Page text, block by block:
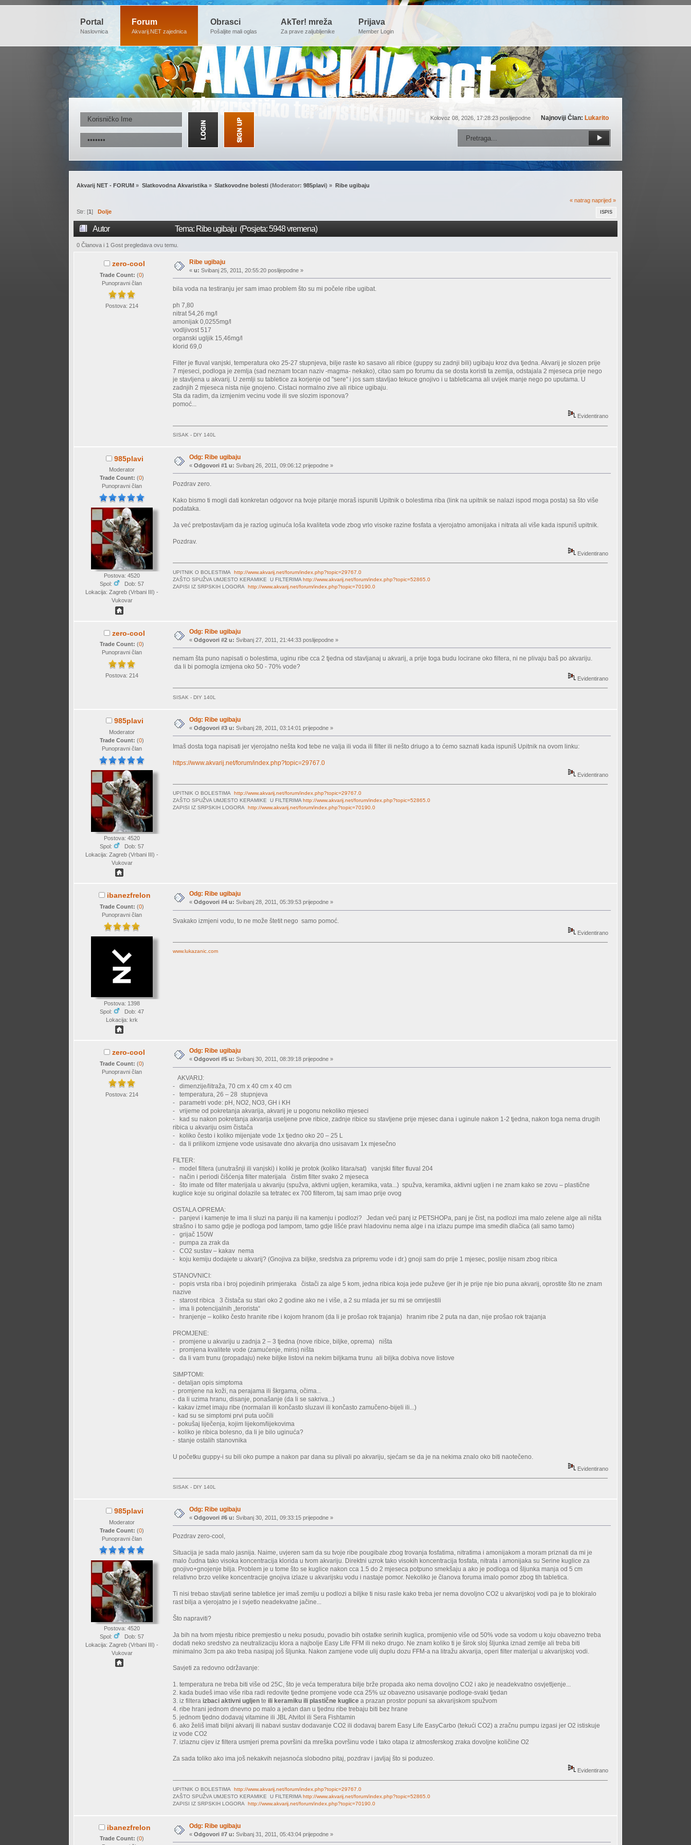
Portal
Naslovnica
Forum
Akvarij.NET zajednica
Obrasci
Pošaljite mali oglas
AkTer! mreža
Za prave zaljubljenike
Prijava
Member Login
Kolovoz 08, 2026, 17:28:23 poslijepodne Najnoviji Član: Lukarito
Akvarij NET - FORUM » Slatkovodna Akvaristika» Slatkovodne bolesti (Moderator:985plavi) » Ribe ugibaju
« natrag naprijed »
ISPIS
Str: [1] Dolje
Autor Tema: Ribe ugibaju (Posjeta: 5948 vremena)
0 Članova i 1 Gost pregledava ovu temu.
zero-cool
Trade Count:(0)
Punopravni član
Postova: 214
Ribe ugibaju
«u: Svibanj 25, 2011, 20:55:20 poslijepodne »
bila voda na testiranju jer sam imao problem što su mi počele ribe ugibat.
ph 7,80
nitrat 54,26 mg/l
amonijak 0,0255mg/l
vodljivost 517
organski ugljik 15,46mg/l
klorid 69,0
Filter je fluval vanjski, temperatura oko 25-27 stupnjeva, bilje raste ko sasavo ali ribice (guppy su zadnji bili) ugibaju kroz dva tjedna. Akvarij je slozen prije
7 mjeseci, podloga je zemlja (sad neznam tocan naziv -magma- nekako), citao sam po forumu da se dosta koristi ta zemlja, odstajala 2 mjeseca prije nego
je stavljena u akvarij. U zemlji su tabletice za korjenje od "sere" i jos sam stavljao tekuce gnojivo i u tableticama ali uvijek manje nego po uputama. U
zadnjih 2 mjeseca nista nije gnojeno. Cistaci normalno zive ali ribice ugibaju.
Sta da radim, da izmjenim vecinu vode ili sve slozim isponova?
pomoć...
Evidentirano
SISAK - DIY 140L
985plavi
Moderator
Trade Count:(0)
Punopravni član
Postova: 4520
Spol:
Dob: 57
Lokacija: Zagreb (Vrbani III) -
Vukovar
Odg: Ribe ugibaju
«Odgovori #1 u: Svibanj 26, 2011, 09:06:12 prijepodne »
Pozdrav zero.
Kako bismo ti mogli dati konkretan odgovor na tvoje pitanje moraš ispuniti Upitnik o bolestima riba (link na upitnik se nalazi ispod moga posta) sa što više
podataka.
Ja već pretpostavljam da je razlog uginuća loša kvaliteta vode zbog vrlo visoke razine fosfata a vjerojatno amonijaka i nitrata ali više kada ispuniš upitnik.
Pozdrav.
Evidentirano
UPITNIK O BOLESTIMAhttp://www.akvarij.net/forum/index.php?topic=29767.0
ZAŠTO SPUŽVA UMJESTO KERAMIKE U FILTERIMAhttp://www.akvarij.net/forum/index.php?topic=52865.0
ZAPISI IZ SRPSKIH LOGORAhttp://www.akvarij.net/forum/index.php?topic=70190.0
zero-cool
Trade Count:(0)
Punopravni član
Postova: 214
Odg: Ribe ugibaju
«Odgovori #2 u: Svibanj 27, 2011, 21:44:33 poslijepodne »
nemam šta puno napisati o bolestima, uginu ribe cca 2 tjedna od stavljanaj u akvarij, a prije toga budu locirane oko filtera, ni ne plivaju baš po akvariju.
da li bi pomogla izmjena oko 50 - 70% vode?
Evidentirano
SISAK - DIY 140L
985plavi
Moderator
Trade Count:(0)
Punopravni član
Postova: 4520
Spol:
Dob: 57
Lokacija: Zagreb (Vrbani III) -
Vukovar
Odg: Ribe ugibaju
«Odgovori #3 u: Svibanj 28, 2011, 03:14:01 prijepodne »
Imaš dosta toga napisati jer vjerojatno nešta kod tebe ne valja ili voda ili filter ili nešto driugo a to ćemo saznati kada ispuniš Upitnik na ovom linku:
https://www.akvarij.net/forum/index.php?topic=29767.0
Evidentirano
UPITNIK O BOLESTIMAhttp://www.akvarij.net/forum/index.php?topic=29767.0
ZAŠTO SPUŽVA UMJESTO KERAMIKE U FILTERIMAhttp://www.akvarij.net/forum/index.php?topic=52865.0
ZAPISI IZ SRPSKIH LOGORAhttp://www.akvarij.net/forum/index.php?topic=70190.0
ibanezfrelon
Trade Count:(0)
Punopravni član
Postova: 1398
Spol:
Dob: 47
Lokacija: krk
Odg: Ribe ugibaju
«Odgovori #4 u: Svibanj 28, 2011, 05:39:53 prijepodne »
Svakako izmjeni vodu, to ne može štetit nego samo pomoć.
Evidentirano
www.lukazanic.com
zero-cool
Trade Count:(0)
Punopravni član
Postova: 214
Odg: Ribe ugibaju
«Odgovori #5 u: Svibanj 30, 2011, 08:39:18 prijepodne »
AKVARIJ:
- dimenzije/litraža, 70 cm x 40 cm x 40 cm
- temperatura, 26 – 28 stupnjeva
- parametri vode: pH, NO2, NO3, GH i KH
- vrijeme od pokretanja akvarija, akvarij je u pogonu nekoliko mjeseci
- kad su nakon pokretanja akvarija useljene prve ribice, zadnje ribice su stavljene prije mjesec dana i uginule nakon 1-2 tjedna, nakon toga nema drugih
ribica u akvariju osim čistača
- koliko često i koliko mijenjate vode 1x tjedno oko 20 – 25 L
- da li prilikom izmjene vode usisavate dno akvarija dno usisavam 1x mjesečno
FILTER:
- model filtera (unutrašnji ili vanjski) i koliki je protok (koliko litara/sat) vanjski filter fluval 204
- način i periodi čišćenja filter materijala čistim filter svako 2 mjeseca
- što imate od filter materijala u akvariju (spužva, aktivni ugljen, keramika, vata...) spužva, keramika, aktivni ugljen i ne znam kako se zovu – plastične
kuglice koje su original dolazile sa tetratec ex 700 filterom, taj sam imao prije ovog
OSTALA OPREMA:
- panjevi i kamenje te ima li sluzi na panju ili na kamenju i podlozi? Jedan veći panj iz PETSHOPa, panj je čist, na podlozi ima malo zelene alge ali ništa
strašno i to samo gdje je podloga pod lampom, tamo gdje lišće pravi hladovinu nema alge i na izlazu pumpe ima smeđih dlačica (ali samo tamo)
- grijač 150W
- pumpa za zrak da
- CO2 sustav – kakav nema
- koju kemiju dodajete u akvarij? (Gnojiva za biljke, sredstva za pripremu vode i dr.) gnoji sam do prije 1 mjesec, poslije nisam zbog ribica
STANOVNICI:
- popis vrsta riba i broj pojedinih primjeraka čistači za alge 5 kom, jedna ribica koja jede puževe (jer ih je prije nje bio puna akvarij, oprostite što ne znam
nazive
- starost ribica 3 čistača su stari oko 2 godine ako ne i više, a 2 su mlada jer su mi se omrijestili
- ima li potencijalnih „terorista“
- hranjenje – koliko često hranite ribe i kojom hranom (da li je prošao rok trajanja) hranim ribe 2 puta na dan, nije prošao rok trajanja
PROMJENE:
- promjene u akvariju u zadnja 2 – 3 tjedna (nove ribice, biljke, oprema) ništa
- promjena kvalitete vode (zamućenje, miris) ništa
- da li vam trunu (propadaju) neke biljke listovi na nekim biljkama trunu ali biljka dobiva nove listove
SIMPTOMI:
- detaljan opis simptoma
- promjene na koži, na perajama ili škrgama, očima...
- da li uzima hranu, disanje, ponašanje (da li se sakriva...)
- kakav izmet imaju ribe (normalan ili končasto sluzavi ili končasto zamučeno-bijeli ili...)
- kad su se simptomi prvi puta uočili
- pokušaj liječenja, kojim lijekom/lijekovima
- koliko je ribica bolesno, da li je bilo uginuća?
- stanje ostalih stanovnika
U početku guppy-i su bili oko pumpe a nakon par dana su plivali po akvariju, sjećam se da je na nekima znalo oko biti naotečeno.
Evidentirano
SISAK - DIY 140L
985plavi
Moderator
Trade Count:(0)
Punopravni član
Postova: 4520
Spol:
Dob: 57
Lokacija: Zagreb (Vrbani III) -
Vukovar
Odg: Ribe ugibaju
«Odgovori #6 u: Svibanj 30, 2011, 09:33:15 prijepodne »
Pozdrav zero-cool,
Situacija je sada malo jasnija. Naime, uvjeren sam da su tvoje ribe pougibale zbog trovanja fosfatima, nitratima i amonijakom a moram priznati da mi je
malo čudna tako visoka koncentracija klorida u tvom akvariju. Direktni uzrok tako visokih koncentracija fosfata, nitrata i amonijaka su Serine kuglice za
gnojivo+gnojenje bilja. Problem je u tome što se kuglice nakon cca 1.5 do 2 mjeseca potpuno smekšaju a ako je podloga od šljunka manja od 5 cm
relativno brzo velike koncentracije gnojiva izlaze u akvarijsku vodu i nastaje pomor. Nekoliko je članova foruma imalo pomor zbog tih tabletica.
Ti nisi trebao stavljati serine tabletice jer imaš zemlju u podlozi a biljke ti nisu rasle kako treba jer nema dovoljno CO2 u akvarijskoj vodi pa je to blokiralo
rast bilja a vjerojatno je i svjetlo neadekvatne jačine...
Što napraviti?
Ja bih na tvom mjestu ribice premjestio u neku posudu, povadio bih ostatke serinih kuglica, promijenio više od 50% vode sa vodom u koju obavezno treba
dodati neko sredstvo za neutralizaciju klora a najbolje Easy Life FFM ili neko drugo. Ne znam koliko ti je širok sloj šljunka iznad zemlje ali treba biti
minimalno 3cm pa ako treba nasipaj još šljunka. Nakon zamjene vode ulij duplu dozu FFM-a na litražu akvarija, operi filter materijal u akvarijskoj vodi.
Savjeti za redovno održavanje:
1. temperatura ne treba biti više od 25C, što je veća temperatura bilje brže propada ako nema dovoljno CO2 i ako je neadekvatno osvjetljenje...
2. kada budeš imao više riba radi redovite tjedne promjene vode cca 25% uz obavezno usisavanje podloge-svaki tjedan
3. iz filtera izbaci aktivni ugljen te ili keramiku ili plastične kuglice a prazan prostor popuni sa akvarijskom spužvom
4. ribe hrani jednom dnevno po malo a jedan dan u tjednu ribe trebaju biti bez hrane
5. jednom tjedno dodavaj vitamine ili JBL Atvitol ili Sera Fishtamin
6. ako želiš imati biljni akvarij ili nabavi sustav dodavanje CO2 ili dodavaj barem Easy Life EasyCarbo (tekući CO2) a zračnu pumpu izgasi jer O2 istiskuje
iz vode CO2
7. izlaznu cijev iz filtera usmjeri prema površini da mreška površinu vode i tako otapa iz atmosferskog zraka dovoljne količine O2
Za sada toliko ako ima još nekakvih nejasnoća slobodno pitaj, pozdrav i javljaj što si poduzeo.
Evidentirano
UPITNIK O BOLESTIMAhttp://www.akvarij.net/forum/index.php?topic=29767.0
ZAŠTO SPUŽVA UMJESTO KERAMIKE U FILTERIMAhttp://www.akvarij.net/forum/index.php?topic=52865.0
ZAPISI IZ SRPSKIH LOGORAhttp://www.akvarij.net/forum/index.php?topic=70190.0
ibanezfrelon
Trade Count:(0)
Odg: Ribe ugibaju
«Odgovori #7 u: Svibanj 31, 2011, 05:43:04 prijepodne »